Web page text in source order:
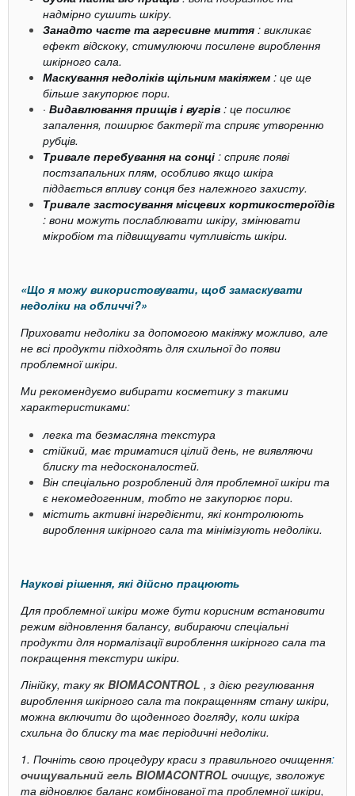
надмірно сушить шкіру.
Занадто часте та агресивне миття : викликає
ефект відскоку, стимулюючи посилене вироблення
шкірного сала.
Маскування недоліків щільним макіяжем : це ще
більше закупорює пори.
· Видавлювання прищів і вугрів : це посилює
запалення, поширює бактерії та сприяє утворенню
рубців.
Тривале перебування на сонці : сприяє появі
постзапальних плям, особливо якщо шкіра
піддається впливу сонця без належного захисту.
Тривале застосування місцевих кортикостероїдів
: вони можуть послаблювати шкіру, змінювати
мікробіом та підвищувати чутливість шкіри.
«Що я можу використовувати, щоб замаскувати
недоліки на обличчі?»
Приховати недоліки за допомогою макіяжу можливо, але
не всі продукти підходять для схильної до появи
проблемної шкіри.
Ми рекомендуємо вибирати косметику з такими
характеристиками:
легка та безмасляна текстура
стійкий, має триматися цілий день, не виявляючи
блиску та недосконалостей.
Він спеціально розроблений для проблемної шкіри та
є некомедогенним, тобто не закупорює пори.
містить активні інгредієнти, які контролюють
вироблення шкірного сала та мінімізують недоліки.
Наукові рішення, які дійсно працюють
Для проблемної шкіри може бути корисним встановити
режим відновлення балансу, вибираючи спеціальні
продукти для нормалізації вироблення шкірного сала та
покращення текстури шкіри.
Лінійку, таку як BIOMACONTROL , з дією регулювання
вироблення шкірного сала та покращенням стану шкіри,
можна включити до щоденного догляду, коли шкіра
схильна до блиску та має періодичні недоліки.
1. Почніть свою процедуру краси з правильного очищення:
очищувальний гель BIOMACONTROL очищує, зволожує
та відновлює баланс комбінованої та проблемної шкіри,